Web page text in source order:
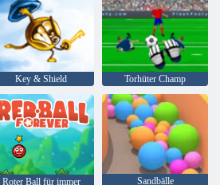
Key & Shield Torhüter Champ
Roter Ball für immer Sandbälle